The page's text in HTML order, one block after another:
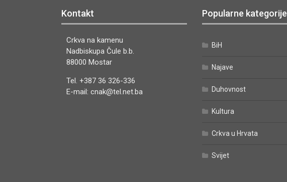
Kontakt
Crkva na kamenu
Nadbiskupa Čule b.b.
88000 Mostar
Tel. +387 36 326-336
E-mail: cnak@tel.net.ba
Popularne kategorije
BiH
Najave
Duhovnost
Kultura
Crkva u Hrvata
Svijet